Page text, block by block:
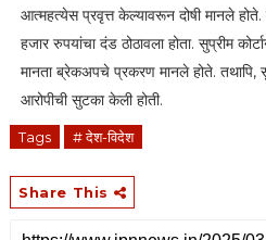
आत्महत्येस प्रवृत्त केल्यावरून दोषी मानले होते.
हजार रुपयांचा दंड ठोठावला होता. सुप्रीम
मानता ब्रेकअपचे प्रकरण मानले होते. तथापि,
आरोपीची सुटका केली होती.
Tags # देश-विदेश
Share This